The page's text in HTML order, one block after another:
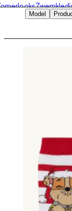
Feestelijke
Model